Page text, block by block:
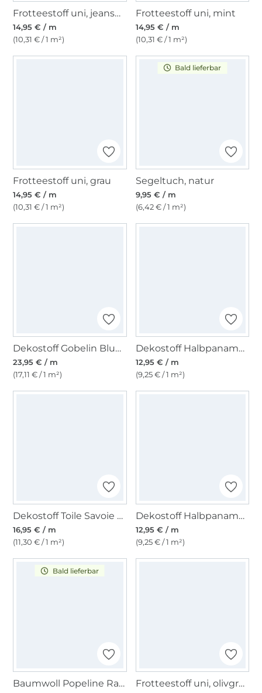
Frotteestoff uni, jeansblau
14,95 € / m
(10,31 € / 1 m²)
Frotteestoff uni, mint
14,95 € / m
(10,31 € / 1 m²)
Frotteestoff uni, grau
14,95 € / m
(10,31 € / 1 m²)
Bald lieferbar
Segeltuch, natur
9,95 € / m
(6,42 € / 1 m²)
Dekostoff Gobelin Blumenstrauß, schwarz
23,95 € / m
(17,11 € / 1 m²)
Dekostoff Halbpanama Blumenfeld
12,95 € / m
(9,25 € / 1 m²)
Dekostoff Toile Savoie Ski Resort, hellbeige
16,95 € / m
(11,30 € / 1 m²)
Dekostoff Halbpanama Hühner
12,95 € / m
(9,25 € / 1 m²)
Bald lieferbar
Baumwoll Popeline Ranken 2, dunkelrot Frotteestoff uni, olivgrün